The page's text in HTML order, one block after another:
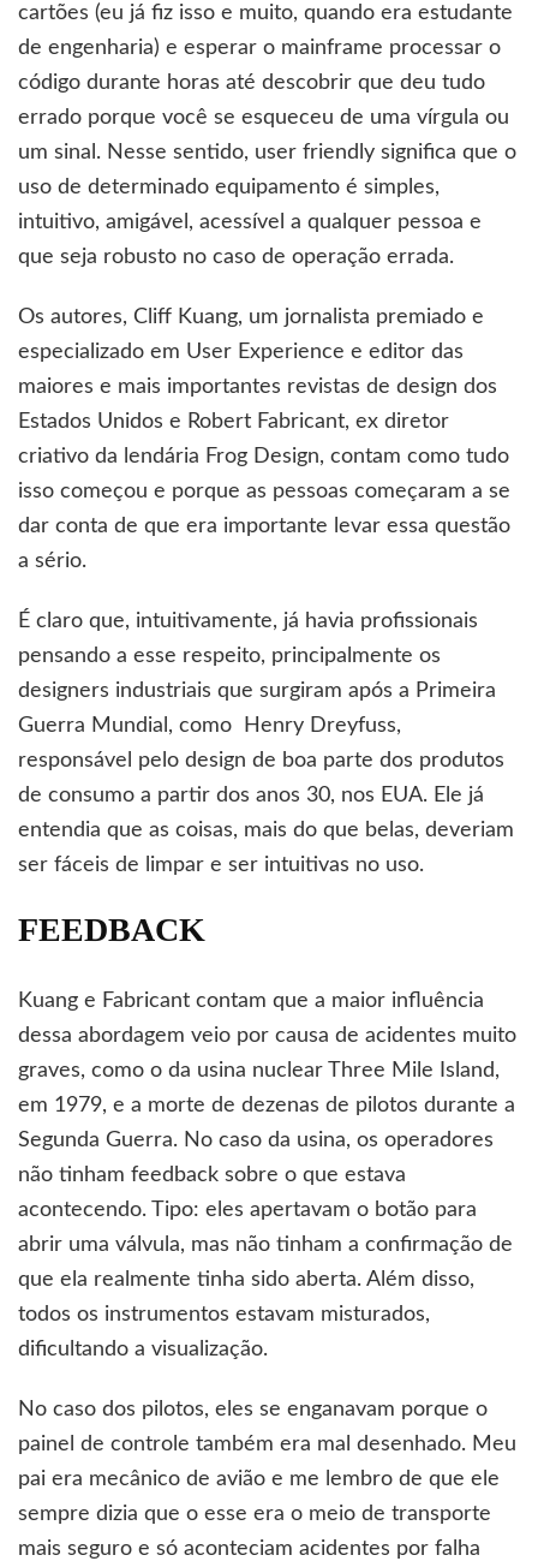
cartões (eu já fiz isso e muito, quando era estudante
de engenharia) e esperar o mainframe processar o
código durante horas até descobrir que deu tudo
errado porque você se esqueceu de uma vírgula ou
um sinal. Nesse sentido, user friendly significa que o
uso de determinado equipamento é simples,
intuitivo, amigável, acessível a qualquer pessoa e
que seja robusto no caso de operação errada.
Os autores, Cliff Kuang, um jornalista premiado e
especializado em User Experience e editor das
maiores e mais importantes revistas de design dos
Estados Unidos e Robert Fabricant, ex diretor
criativo da lendária Frog Design, contam como tudo
isso começou e porque as pessoas começaram a se
dar conta de que era importante levar essa questão
a sério.
É claro que, intuitivamente, já havia profissionais
pensando a esse respeito, principalmente os
designers industriais que surgiram após a Primeira
Guerra Mundial, como Henry Dreyfuss,
responsável pelo design de boa parte dos produtos
de consumo a partir dos anos 30, nos EUA. Ele já
entendia que as coisas, mais do que belas, deveriam
ser fáceis de limpar e ser intuitivas no uso.
FEEDBACK
Kuang e Fabricant contam que a maior influência
dessa abordagem veio por causa de acidentes muito
graves, como o da usina nuclear Three Mile Island,
em 1979, e a morte de dezenas de pilotos durante a
Segunda Guerra. No caso da usina, os operadores
não tinham feedback sobre o que estava
acontecendo. Tipo: eles apertavam o botão para
abrir uma válvula, mas não tinham a confirmação de
que ela realmente tinha sido aberta. Além disso,
todos os instrumentos estavam misturados,
dificultando a visualização.
No caso dos pilotos, eles se enganavam porque o
painel de controle também era mal desenhado. Meu
pai era mecânico de avião e me lembro de que ele
sempre dizia que o esse era o meio de transporte
mais seguro e só aconteciam acidentes por falha